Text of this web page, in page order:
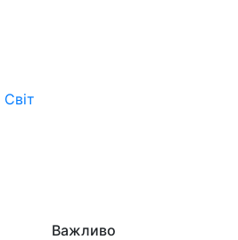
Світ
Важливо